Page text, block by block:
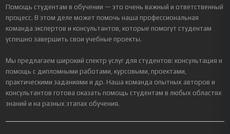
Помощь студентам в обучении — это очень важный и ответственный
процесс. В этом деле может помочь наша профессиональная
команда экспертов и консультантов, которые помогут студентам
успешно завершить свои учебные проекты.
Мы предлагаем широкий спектр услуг для студентов: консультация и
помощь с дипломными работами, курсовыми, проектами,
практическими заданиями и др. Наша команда опытных авторов и
консультантов готова оказать помощь студентам в любых областях
знаний и на разных этапах обучения.